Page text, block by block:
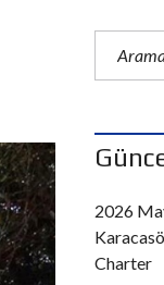
2026
Charter